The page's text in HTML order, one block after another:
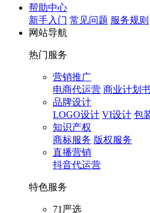
帮助中心
新手入门 常见问题 服务规则
网站导航
热门服务
营销推广
电商代运营 商业计划书
品牌设计
LOGO设计 VI设计 包
知识产权
商标服务 版权服务
直播营销
抖音代运营
特色服务
71严选